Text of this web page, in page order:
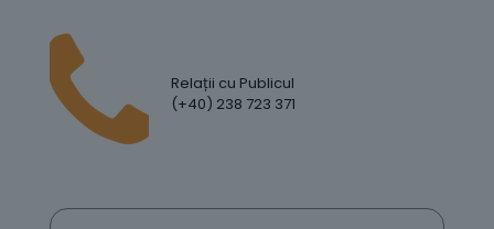
Relații cu Publicul
(+40) 238 723 371